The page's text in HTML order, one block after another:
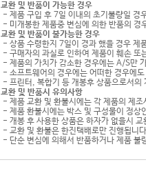
교환 및 반품이 가능한 경우
- 제품 구입 후 7일 이내의 초기불량일 경
- 미개봉한 제품중 변심에 의한 반품의 경
교환 및 반품이 불가능한 경우
- 상품 수령한지 7일이 경과 했을 경우 제
- 구매자의 과실로 인하여 제품이 훼손 또
- 제품의 가치가 감소한 경우에는 A/S만
- 소프트웨어의 경우에는 어떠한 경우에
- 프린터, 복합기 등 개봉후 상품으로서의
교환 및 반품시 유의사항
- 제품 교환 및 환불시에는 각 제품의 제
- 제품 환불시에는 박스 및 구성물이 정상
- 개봉 후 사용한 상품은 하자가 없을시
- 교환 및 환불은 한진택배로만 진행됩니
- 단순 변심에 의해서 반품하거나 제품